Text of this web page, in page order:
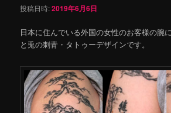
投稿日時:2019年6月6日
日本に住んでいる外国の女性のお客様の腕
と兎の刺青・タトゥーデザインです。